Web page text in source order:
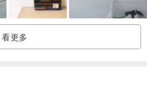
許縮水情況出現，不要高溫烘乾，讓
看更多